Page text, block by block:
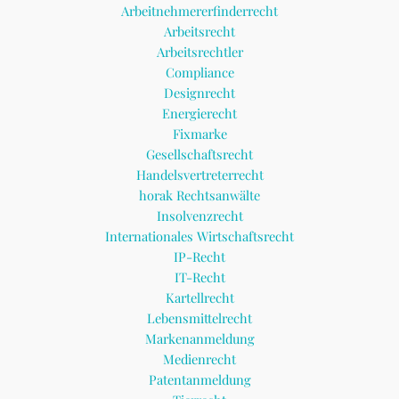
Arbeitnehmererfinderrecht
Arbeitsrecht
Arbeitsrechtler
Compliance
Designrecht
Energierecht
Fixmarke
Gesellschaftsrecht
Handelsvertreterrecht
horak Rechtsanwälte
Insolvenzrecht
Internationales Wirtschaftsrecht
IP-Recht
IT-Recht
Kartellrecht
Lebensmittelrecht
Markenanmeldung
Medienrecht
Patentanmeldung